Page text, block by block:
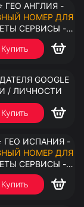
НОМЕР ДЛЯ
СЕРВИСЫ -
Купить
GOOGLE
/ ЛИЧНОСТИ
Купить
НОМЕР ДЛЯ
СЕРВИСЫ -
Купить